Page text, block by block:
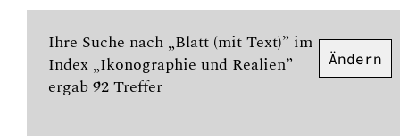
Ihre Suche nach „Blatt (mit Text)” im
Index „Ikonographie und Realien”
ergab 92 Treffer
Ändern